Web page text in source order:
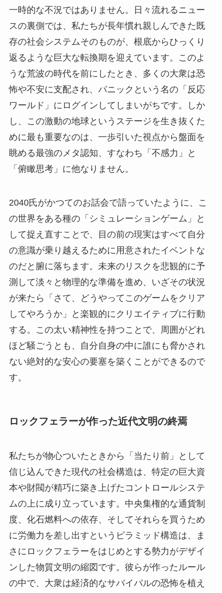
一時的な不況ではありません。日々流れるニュー
スの裏側では、私たちが長年慣れ親しんできた既
存の社会システムそのものが、根底からひっくり
返るような巨大な転換期を迎えています。このよ
うな荒波の時代を前にしたとき、多くの大衆は恐
怖や不安に支配され、パニックという名の「反応
ワールド」にログインしてしまいがちです。しか
し、この激動の地球というステージを生き抜くた
めに最も重要なのは、一歩引いた視点から盤面を
眺める最強のメタ認知、すなわち「不感力」と
「俯瞰思考」に他なりません。
2040氏がかつてのお話会で語っていたように、こ
の世界をある種の「シミュレーションゲーム」と
して捉え直すことで、目の前の現実はすべて自分
の意識が乗り越えるために用意されたイベントな
のだと腑に落ちます。未来のリスクを悲観的に予
測して淡々と物理的な準備を進め、いざその状況
が来たら「さて、どうやってこのゲームをクリア
してやろうか」と楽観的にクリエイティブに行動
する。この太い精神性を持つことで、周囲がどれ
ほど騒ごうとも、自分自身の中に誰にも脅かされ
ない絶対的な安心の要塞を築くことができるので
す。
ロックフェラーが作った近代文明の終焉
私たちが物心ついたときから「当たり前」として
信じ込んできた現代の社会構造は、特定の巨大資
本や財閥が精巧に築き上げたコントロールシステ
ムの上に成り立っています。中央集権的な通貨制
度、化石燃料への依存、そしてそれらを買うため
に労働力を差し出すというピラミッド構造は、ま
さにロックフェラーをはじめとする勢力がデザイ
ンした物質文明の縮図です。彼らが作ったルール
の中で、大衆は経済的なサバイバルの恐怖を植え